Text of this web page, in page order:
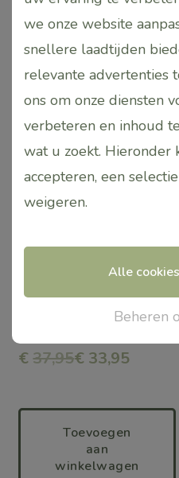
Toevoegen
aan
worden
op
de
productpagina
€ 37,95€ 33,95
Toevoegen
aan
winkelwagen
we onze website
snellere laadtijden
relevante advertenties
ons om onze diensten
verbeteren en inhoud
wat u zoekt. Hieronder
accepteren, een
weigeren.
Alle
Beheren